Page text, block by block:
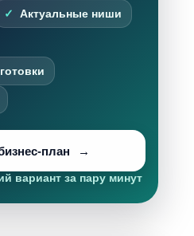
Актуальные ниши
план
вариант за пару минут